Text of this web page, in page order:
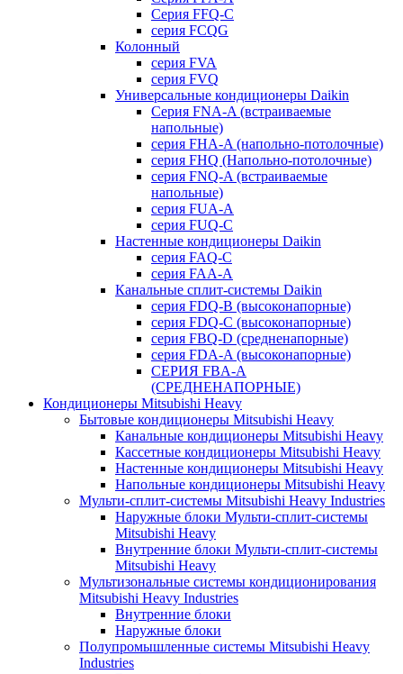
Серия FFQ-C
серия FCQG
Колонный
серия FVA
серия FVQ
Универсальные кондиционеры Daikin
Серия FNA-A (встраиваемые
напольные)
серия FHA-A (напольно-потолочные)
серия FHQ (Напольно-потолочные)
серия FNQ-A (встраиваемые
напольные)
серия FUA-A
серия FUQ-C
Настенные кондиционеры Daikin
серия FAQ-C
серия FAA-A
Канальные сплит-системы Daikin
серия FDQ-B (высоконапорные)
серия FDQ-C (высоконапорные)
серия FBQ-D (средненапорные)
серия FDA-A (высоконапорные)
СЕРИЯ FBA-A
(СРЕДНЕНАПОРНЫЕ)
Кондиционеры Mitsubishi Heavy
Бытовые кондиционеры Mitsubishi Heavy
Канальные кондиционеры Mitsubishi Heavy
Кассетные кондиционеры Mitsubishi Heavy
Настенные кондиционеры Mitsubishi Heavy
Напольные кондиционеры Mitsubishi Heavy
Мульти-сплит-системы Mitsubishi Heavy Industries
Наружные блоки Мульти-сплит-системы
Mitsubishi Heavy
Внутренние блоки Мульти-сплит-системы
Mitsubishi Heavy
Мультизональные системы кондиционирования
Mitsubishi Heavy Industries
Внутренние блоки
Наружные блоки
Полупромышленные системы Mitsubishi Heavy
Industries